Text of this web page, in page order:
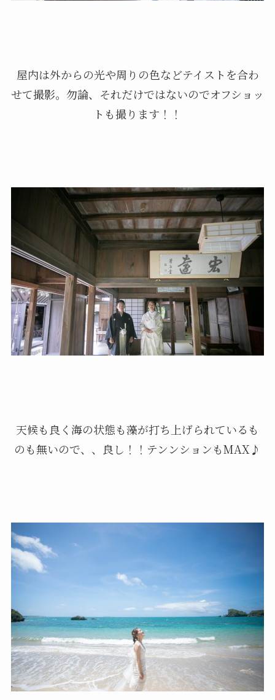
屋内は外からの光や周りの色などテイストを合わ
せて撮影。勿論、それだけではないのでオフショッ
トも撮ります！！
天候も良く海の状態も藻が打ち上げられているも
のも無いので、、良し！！テンンションもMAX♪